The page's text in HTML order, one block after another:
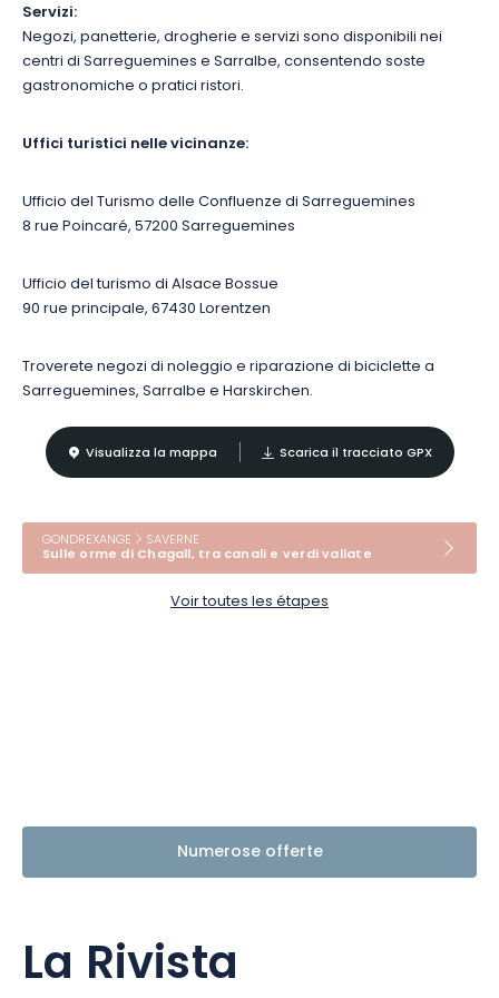
Servizi:
Negozi, panetterie, drogherie e servizi sono disponibili nei
centri di Sarreguemines e Sarralbe, consentendo soste
gastronomiche o pratici ristori.
Uffici turistici nelle vicinanze:
Ufficio del Turismo delle Confluenze di Sarreguemines
8 rue Poincaré, 57200 Sarreguemines
Ufficio del turismo di Alsace Bossue
90 rue principale, 67430 Lorentzen
Troverete negozi di noleggio e riparazione di biciclette a
Sarreguemines, Sarralbe e Harskirchen.
Visualizza la mappa Scarica il tracciato GPX
GONDREXANGE SAVERNE
Sulle orme di Chagall, tra canali e verdi vallate
Voir toutes les étapes
Numerose offerte
La Rivista